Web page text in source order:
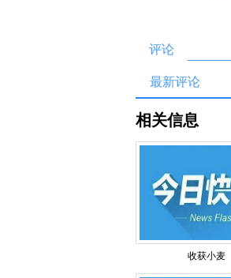
评论
最新评论
相关信息
收获小麦